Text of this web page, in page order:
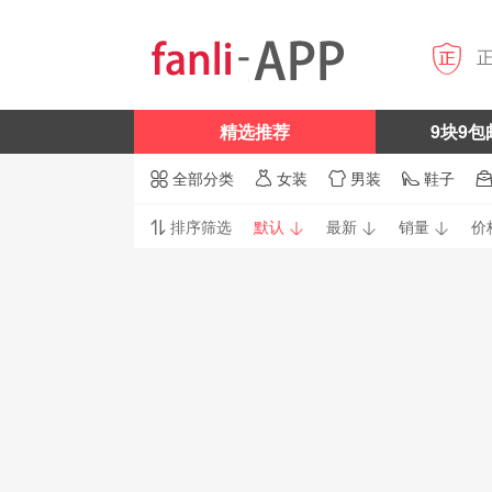

精选推荐 9块9包
 全部分类  女装  男装  鞋子 
 排序筛选 默认  最新  销量  价